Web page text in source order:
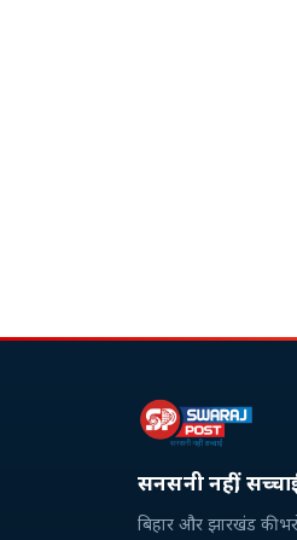
सनसनी नहीं,
बिहार और झारखंड की